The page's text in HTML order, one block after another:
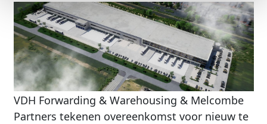
VDH Forwarding & Warehousing & Melcombe
Partners tekenen overeenkomst voor nieuw te